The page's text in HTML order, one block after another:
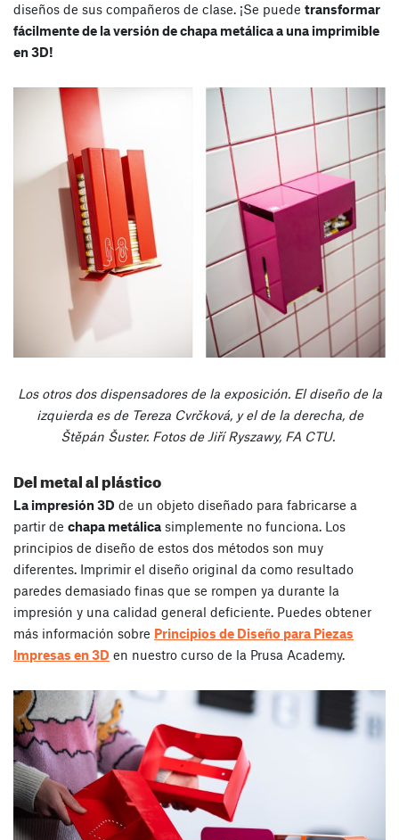
diseños de sus compañeros de clase. ¡Se puede transformar
fácilmente de la versión de chapa metálica a una imprimible
en 3D!
Los otros dos dispensadores de la exposición. El diseño de la
izquierda es de Tereza Cvrčková, y el de la derecha, de
Štěpán Šuster. Fotos de Jiří Ryszawy, FA CTU.
Del metal al plástico
La impresión 3D de un objeto diseñado para fabricarse a
partir de chapa metálica simplemente no funciona. Los
principios de diseño de estos dos métodos son muy
diferentes. Imprimir el diseño original da como resultado
paredes demasiado finas que se rompen ya durante la
impresión y una calidad general deficiente. Puedes obtener
más información sobre Principios de Diseño para Piezas
Impresas en 3D en nuestro curso de la Prusa Academy.